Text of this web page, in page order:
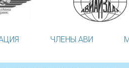
ЧЛЕНЫ АВИ